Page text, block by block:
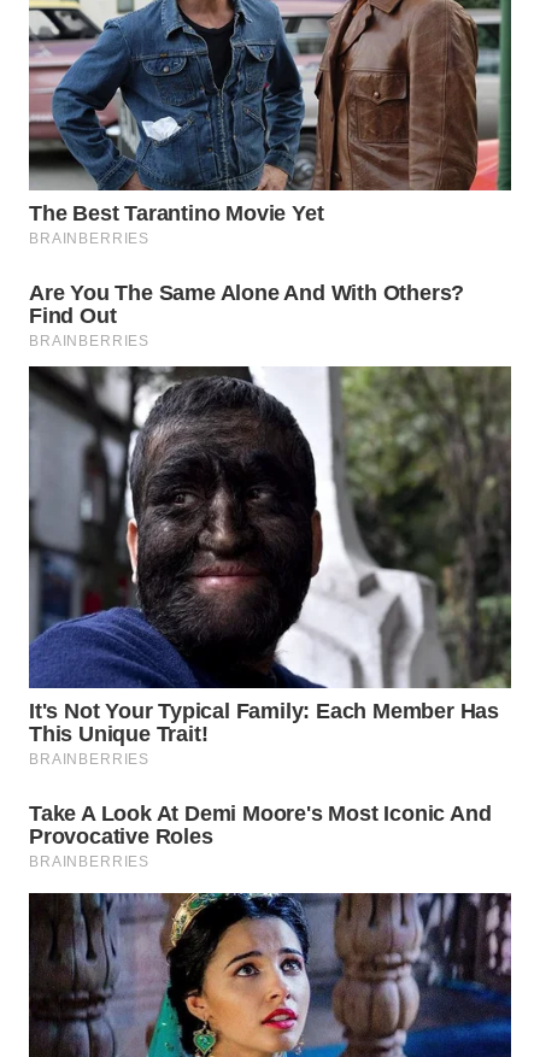
WN
DANAU
TOBA
WN
NIAS
LANGKAT
WN
TAPANULI
SELATAN
TANJUNG
LESUNG
WN
WN
SIMALUNGUN
WN
WN
TAPANULI
TENGAH
WN DELI
SERDANG
WN